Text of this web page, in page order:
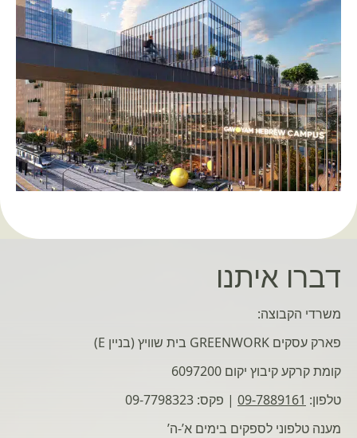
דברו איתנו
משרדי הקבוצה:
פארק עסקים GREENWORK בית שוויץ (בניין E)
קומת קרקע קיבוץ יקום 6097200
טלפון: 09-7889161 | פקס: 09-7798323
מענה טלפוני לספקים בימים א’-ה’